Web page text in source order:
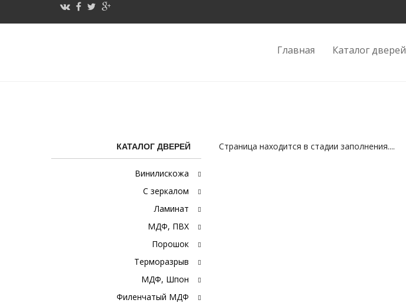
Главная Каталог дверей
Каталог «Двери для
КАТАЛОГ ДВЕРЕЙ
Винилискожа
С зеркалом
Ламинат
МДФ, ПВХ
Порошок
Терморазрыв
МДФ, Шпон
Филенчатый МДФ
Страница находится в стадии заполнения....